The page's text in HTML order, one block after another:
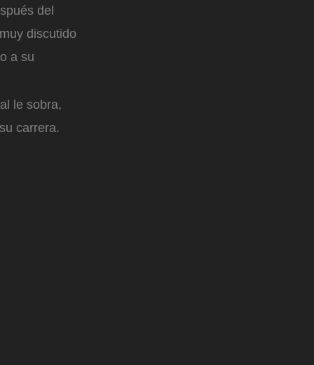
del
discutido
a su
le sobra,
carrera.